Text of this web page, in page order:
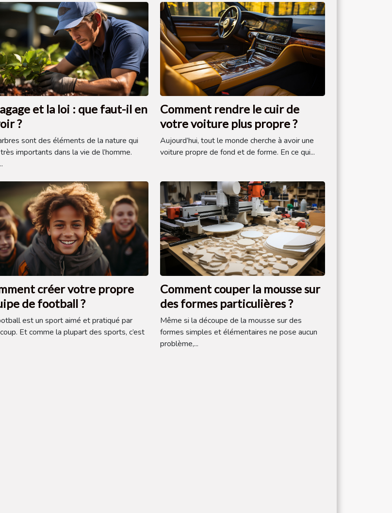
et la loi : que faut-il en
?
sont des éléments de la nature qui
importants dans la vie de l’homme.
Comment rendre le cuir de
votre voiture plus propre ?
Aujourd’hui, tout le monde cherche à avoir une
voiture propre de fond et de forme. En ce qui...
créer votre propre
de football ?
est un sport aimé et pratiqué par
Et comme la plupart des sports, c’est
Comment couper la mousse sur
des formes particulières ?
Même si la découpe de la mousse sur des
formes simples et élémentaires ne pose aucun
problème,...